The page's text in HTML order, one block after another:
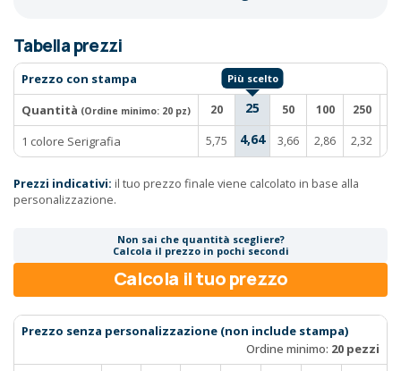
Tabella prezzi
Prezzo con stampa
Quantità (Ordine minimo: 20 pz) 20 25 50 100 250
1 colore Serigrafia 5,75 4,64 3,66 2,86 2,32
Prezzi indicativi: il tuo prezzo finale viene calcolato in base alla
personalizzazione.
Non sai che quantità scegliere?
Calcola il prezzo in pochi secondi
Calcola il tuo prezzo
Prezzo senza personalizzazione (non include stampa)
Ordine minimo: 20 pezzi